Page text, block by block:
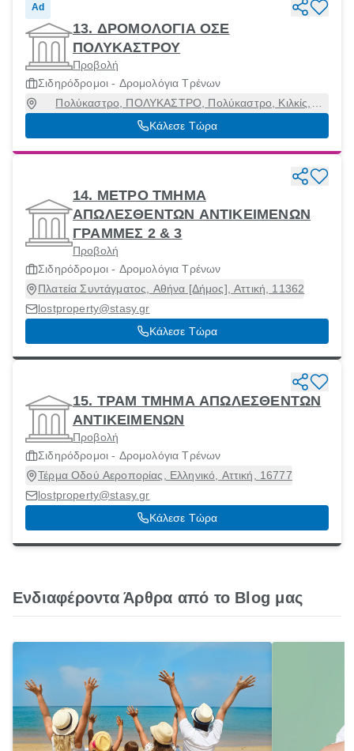
Ad
13. ΔΡΟΜΟΛΟΓΙΑ ΟΣΕ
ΠΟΛΥΚΑΣΤΡΟΥ
Προβολή
Σιδηρόδρομοι - Δρομολόγια Τρένων
Πολύκαστρο, ΠΟΛΥΚΑΣΤΡΟ, Πολύκαστρο, Κιλκίς,
61200
Κάλεσε Τώρα
14. ΜΕΤΡΟ ΤΜΗΜΑ
ΑΠΩΛΕΣΘΕΝΤΩΝ ΑΝΤΙΚΕΙΜΕΝΩΝ
ΓΡΑΜΜΕΣ 2 & 3
Προβολή
Σιδηρόδρομοι - Δρομολόγια Τρένων
Πλατεία Συντάγματος, Αθήνα [Δήμος], Αττική, 11362
lostproperty@stasy.gr
Κάλεσε Τώρα
15. ΤΡΑΜ ΤΜΗΜΑ ΑΠΩΛΕΣΘΕΝΤΩΝ
ΑΝΤΙΚΕΙΜΕΝΩΝ
Προβολή
Σιδηρόδρομοι - Δρομολόγια Τρένων
Τέρμα Οδού Αεροπορίας, Ελληνικό, Αττική, 16777
lostproperty@stasy.gr
Κάλεσε Τώρα
Ενδιαφέροντα Άρθρα από το Blog μας